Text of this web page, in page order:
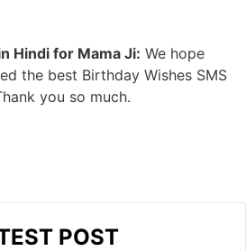
Hindi for Mama Ji: We hope
the best Birthday Wishes SMS
you so much.
POST